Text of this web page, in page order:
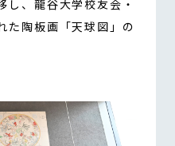
し、龍谷大学校友会・
た陶板画「天球図」の